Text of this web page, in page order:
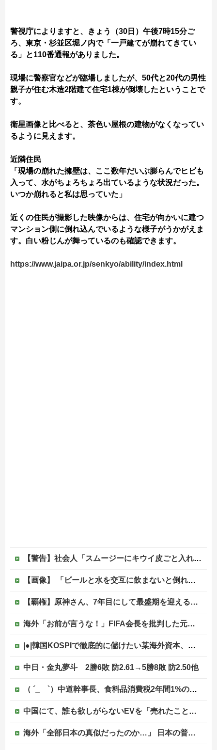
警視庁によりますと、きょう（30日）午後7時15分ご
ろ、東京・杉並区堀ノ内で「一戸建てが崩れてきてい
る」と110番通報がありました。
現場に警察官などが臨場しましたが、50代と20代の男性
親子が住む木造2階建て住宅1棟が倒壊したということで
す。
衛星画像と比べると、茶色い屋根の建物がなくなってい
るように見えます。
近隣住民
「現場の崩れた擁壁は、ここ数年だいぶ膨らんでヒビも
入って、水がちょろちょろ出ているような状況だった。
いつか崩れると私は思っていた」
近くの住民が撮影した映像からは、住宅が向かいに建つ
マンション側に倒れ込んでいるような様子がうかがえま
す。白い粉じんが舞っているのも確認できます。
https://www.jaipa.or.jp/senkyo/ability/index.html
【警告】社会人「スムージーにキウイ皮ごと入れよ。これ美容にいいんだよね〜」→ 結果…
【画像】 「ビールと水を交互に飲まないと倒れるグラス」発売
【覇権】原神さん、7年目にして最盛期を迎えるｗｗｗｗｗｗｗｗｗｗ
海外「お前が言うな！」FIFA会長を批判した元名選手に海外から猛反発！（海外の反応）
|●|韓国KOSPIで徹底的に儲けたい某海外資本、韓国人投資家に楽観的すぎる未来予測を提示して……
中日・金丸夢斗 2勝6敗 防2.61→5勝8敗 防2.50他
（ ´_ゝ`）中道幹事長、食料品消費税2年間1%の閣議決定を批判 → 記者「中道改革連合は食料品消費税ゼロを公約に掲げていたが？」→ 階猛氏「
中国にて、誰も欲しがらないEVを「売れたこと」にして補助金を騙し取る事案が横行。販売実績水増し
海外「全部日本の真似だったのか…」 日本の普通のテレビ番組が最新SNSの数十年先を行っていたと話題に